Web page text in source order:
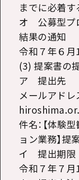
までに必着す
オ 公募型プ
結果の通知
令和７年６月
(3) 提案書の
ア 提出先
メールアド
件名：【体験
ョン業務】提
イ 提出期限
令和７年７月1